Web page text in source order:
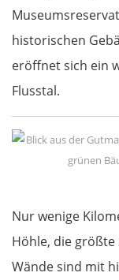
historischen
eröffnet sich ein
Flusstal.
Nur wenige
Höhle, die
Wände sind mit